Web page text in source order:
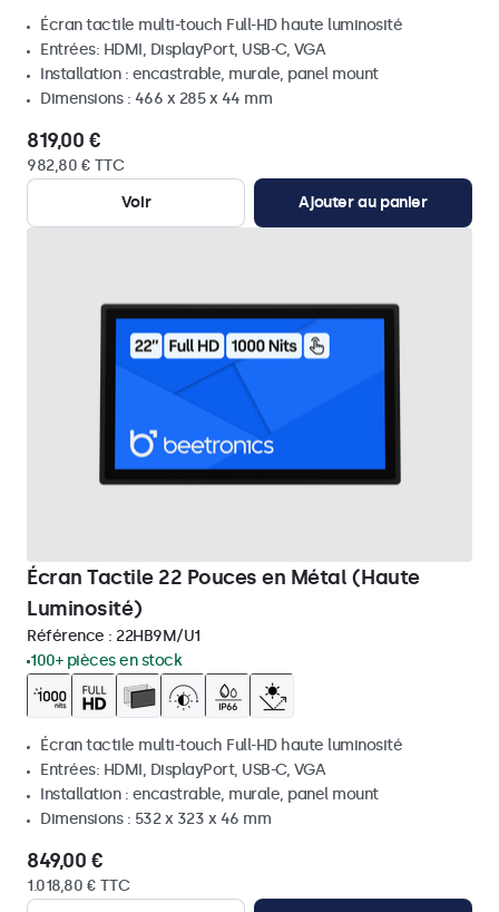
Écran tactile multi-touch Full-HD haute luminosité
Entrées: HDMI, DisplayPort, USB-C, VGA
Installation : encastrable, murale, panel mount
Dimensions : 466 x 285 x 44 mm
819,00 €
982,80 € TTC
Voir
Ajouter au panier
Écran Tactile 22 Pouces en Métal (Haute
Luminosité)
Référence : 22HB9M/U1
100+ pièces en stock
Écran tactile multi-touch Full-HD haute luminosité
Entrées: HDMI, DisplayPort, USB-C, VGA
Installation : encastrable, murale, panel mount
Dimensions : 532 x 323 x 46 mm
849,00 €
1.018,80 € TTC